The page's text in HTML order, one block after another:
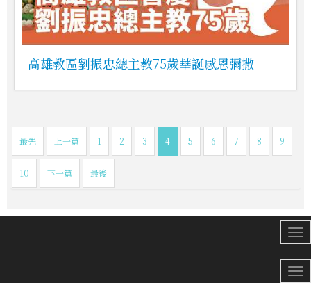
高雄教區劉振忠總主教75歲華誕感恩彌撒
最先 上一篇 1 2 3 4 5 6 7 8 9
10 下一篇 最後